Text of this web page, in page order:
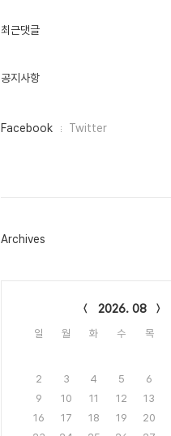
인
최근댓글
공지사항
페
그
Facebook Twitter
Archives
2026. 08
일 월 화 수 목
2
3 4 5 6
9
10 11 12 13
16
17 18 19 20